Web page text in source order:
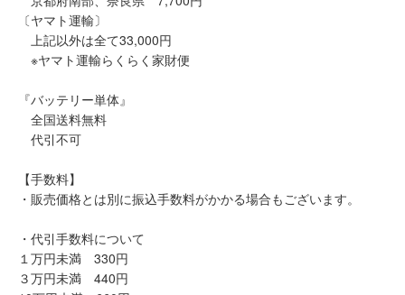
〔ヤマト運輸〕
上記以外は全て33,000円
※ヤマト運輸らくらく家財便
『バッテリー単体』
全国送料無料
代引不可
【手数料】
・販売価格とは別に振込手数料がかかる場合もございます。
・代引手数料について
１万円未満 330円
３万円未満 440円